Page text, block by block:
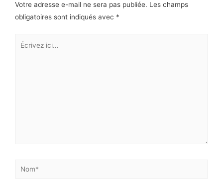
Votre adresse e-mail ne sera pas publiée. Les champs
obligatoires sont indiqués avec *